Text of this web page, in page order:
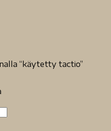
“käytetty tactio”